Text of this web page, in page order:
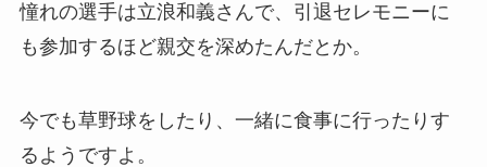
憧れの選手は立浪和義さんで、引退セレモニーに
も参加するほど親交を深めたんだとか。
今でも草野球をしたり、一緒に食事に行ったりす
るようですよ。